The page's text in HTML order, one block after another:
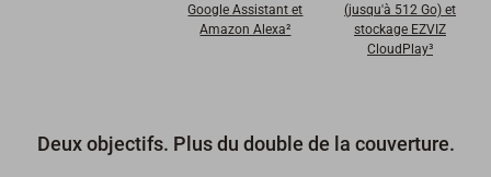
Google Assistant et
Amazon Alexa²
(jusqu'à 512 Go) et
stockage EZVIZ
CloudPlay³
Deux objectifs. Plus du double de la couverture.